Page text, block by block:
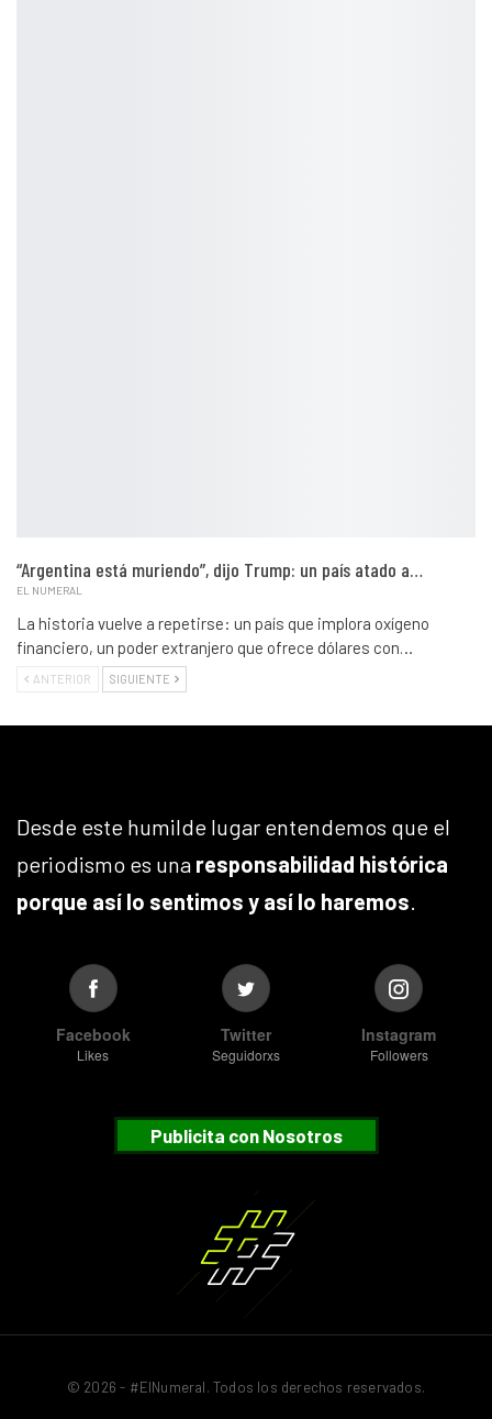
“Argentina está muriendo”, dijo Trump: un país atado a…
EL NUMERAL
La historia vuelve a repetirse: un país que implora oxígeno
financiero, un poder extranjero que ofrece dólares con…
ANTERIOR SIGUIENTE
Desde este humilde lugar entendemos que el
periodismo es una responsabilidad histórica
porque así lo sentimos y así lo haremos
Facebook
Likes
Twitter
Seguidorxs
Instagram
Followers
Publicita con Nosotros
© 2026 - #ElNumeral. Todos los derechos reservados.